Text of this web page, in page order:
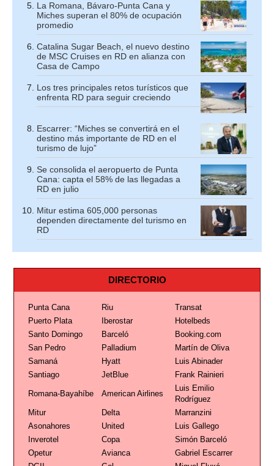
La Romana, Bávaro-Punta Cana y
Miches superan el 80% de ocupación
promedio
Catalina Sugar Beach, el nuevo destino
de MSC Cruises en RD en alianza con
Casa de Campo
Los tres principales retos turísticos que
enfrenta RD para seguir creciendo
Escarrer: “Miches se convertirá en el
destino más importante de RD en el
turismo de lujo”
Se consolida el aeropuerto de Punta
Cana: capta el 58% de las llegadas a
RD en julio
Mitur estima 605,000 personas
dependen directamente del turismo en
RD
DIRECTORIO
Punta Cana Riu
Transat
Puerto Plata
Iberostar
Hotelbeds
Santo Domingo
Barceló
Booking.com
San Pedro
Palladium
Martín de Oliva
Samaná
Hyatt
Luis Abinader
Santiago
JetBlue Frank Rainieri
Romana-Bayahíbe American Airlines
Luis Emilio
Rodríguez
Mitur
Delta
Marranzini
Asonahores
United
Luis Gallego
Inverotel
Copa
Simón Barceló
Opetur
Avianca
Gabriel Escarrer